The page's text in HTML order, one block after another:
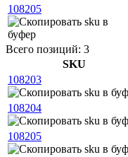
108205
Всего позиций: 3
SKU
108203
108204
108205